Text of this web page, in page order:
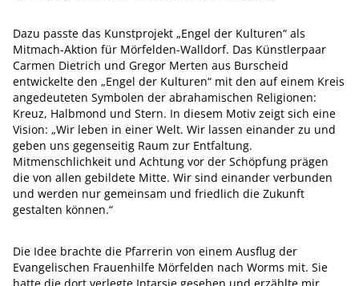
Dazu passte das Kunstprojekt „Engel der Kulturen“ als
Mitmach-Aktion für Mörfelden-Walldorf. Das Künstlerpaar
Carmen Dietrich und Gregor Merten aus Burscheid
entwickelte den „Engel der Kulturen“ mit den auf einem Kreis
angedeuteten Symbolen der abrahamischen Religionen:
Kreuz, Halbmond und Stern. In diesem Motiv zeigt sich eine
Vision: „Wir leben in einer Welt. Wir lassen einander zu und
geben uns gegenseitig Raum zur Entfaltung.
Mitmenschlichkeit und Achtung vor der Schöpfung prägen
die von allen gebildete Mitte. Wir sind einander verbunden
und werden nur gemeinsam und friedlich die Zukunft
gestalten können.“
Die Idee brachte die Pfarrerin von einem Ausflug der
Evangelischen Frauenhilfe Mörfelden nach Worms mit. Sie